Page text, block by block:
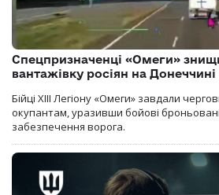
Спецпризначенці «Омеги»
вантажівку росіян на Донеччині
Бійці ХІІІ Легіону «Омеги» завдали
окупантам, уразивши бойові
забезпечення ворога.